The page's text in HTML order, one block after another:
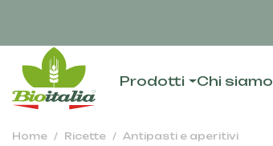
Prodotti Chi siamo
Home Ricette Antipasti e aperitivi